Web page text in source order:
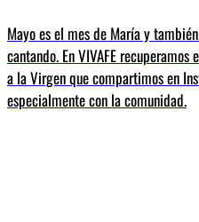
Mayo es el mes de María y
cantando. En VIVAFE
a la Virgen que compartimos en
especialmente con la comunidad.